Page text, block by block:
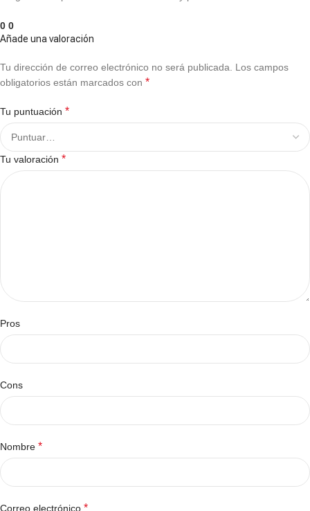
0 0
Añade una valoración
Tu dirección de correo electrónico no será publicada.
Los campos
obligatorios están marcados con *
Tu puntuación *
Tu valoración *
Pros
Cons
Nombre *
Correo electrónico *